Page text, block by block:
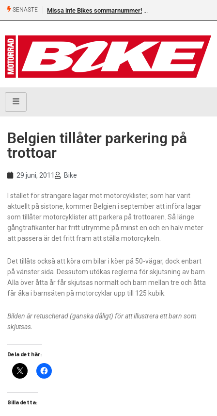
SENASTE Missa inte Bikes sommarnummer!
Belgien tillåter parkering på
trottoar
29 juni, 2011 Bike
I stället för strängare lagar mot motorcyklister, som har varit
aktuellt på sistone, kommer Belgien i september att införa lagar
som tillåter motorcyklister att parkera på trottoaren. Så länge
gångtrafikanter har fritt utrymme på minst en och en halv meter
att passera är det fritt fram att ställa motorcykeln.
Det tillåts också att köra om bilar i köer på 50-vägar, dock enbart
på vänster sida. Dessutom utökas reglerna för skjutsning av barn.
Alla över åtta år får skjutsas normalt och barn mellan tre och åtta
får åka i barnsäten på motorcyklar upp till 125 kubik.
Bilden är retuscherad (ganska dåligt) för att illustrera ett barn som
skjutsas.
Dela det här:
Gilla detta: